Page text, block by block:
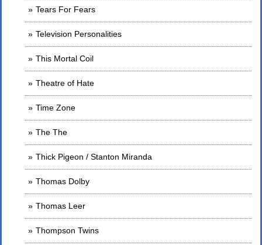
Tears For Fears
Television Personalities
This Mortal Coil
Theatre of Hate
Time Zone
The The
Thick Pigeon / Stanton Miranda
Thomas Dolby
Thomas Leer
Thompson Twins